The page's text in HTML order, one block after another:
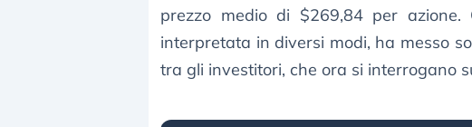
prezzo medio di $269,84 per azione.
interpretata in diversi modi, ha messo
tra gli investitori, che ora si interrogano